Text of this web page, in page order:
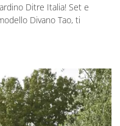
Ditre Italia! Set e
Divano Tao, ti